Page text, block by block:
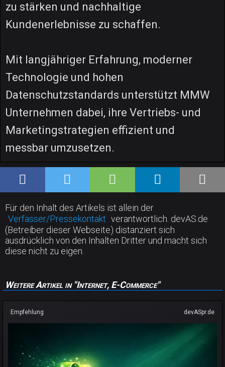
zu stärken und nachhaltige
Kundenerlebnisse zu schaffen.
Mit langjähriger Erfahrung, moderner
Technologie und hohen
Datenschutzstandards unterstützt MMW
Unternehmen dabei, ihre Vertriebs- und
Marketingstrategien effizient und
messbar umzusetzen.
Für den Inhalt des Artikels ist allein der
Verfasser/Pressekontakt verantwortlich. devAS.de
(Betreiber dieser Webseite) distanziert sich
ausdrücklich von den Inhalten Dritter und macht sich
diese nicht zu eigen.
Weitere Artikel in "Internet, E-Commerce"
Empfehlung devASpr.de